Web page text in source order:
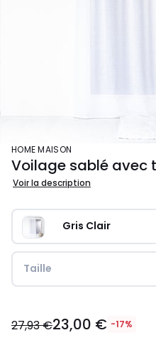
HOME MAISON
Voilage sablé
Voir la description
Gris Clair
Taille
€
27,93 €23,00 € -17%